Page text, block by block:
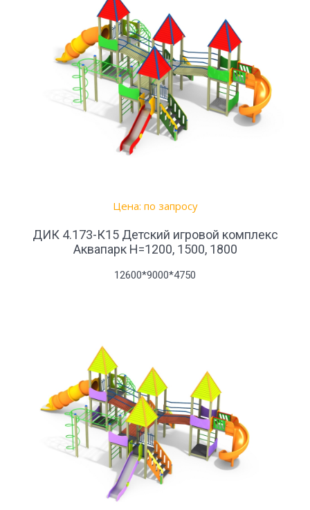
Цена: по запросу
ДИК 4.173-К15 Детский игровой комплекс
Аквапарк Н=1200, 1500, 1800
12600*9000*4750